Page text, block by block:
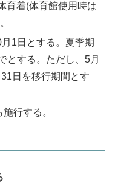
育着(体育館使用時は
1日とする。夏季期
とする。ただし、5月
日を移行期間とす
行する。